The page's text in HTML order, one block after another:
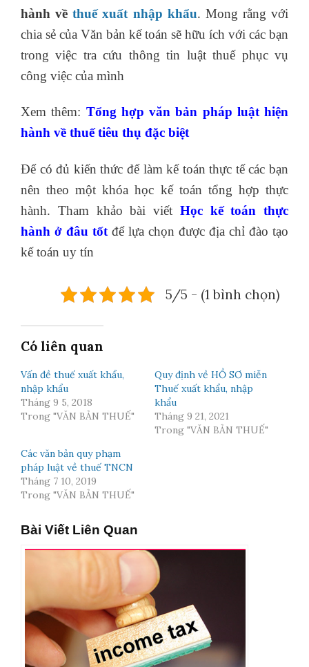
hành vềthuế xuất nhập khẩu. Mong rằng với
chia sẻ của Văn bản kế toán sẽ hữu ích với các bạn
trong việc tra cứu thông tin luật thuế phục vụ
công việc của mình
Xem thêm: Tổng hợp văn bản pháp luật hiện
hành về thuế tiêu thụ đặc biệt
Để có đủ kiến thức để làm kế toán thực tế các bạn
nên theo một khóa học kế toán tổng hợp thực
hành. Tham khảo bài viết Học kế toán thực
hành ở đâu tốt để lựa chọn được địa chỉ đào tạo
kế toán uy tín
5/5 - (1 bình chọn)
Có liên quan
Vấn đề thuế xuất khẩu,
nhập khẩu
Tháng 9 5, 2018
Trong "VĂN BẢN THUẾ"
Quy định về HỒ SƠ miễn
Thuế xuất khẩu, nhập
khẩu
Tháng 9 21, 2021
Trong "VĂN BẢN THUẾ"
Các văn bản quy phạm
pháp luật về thuế TNCN
Tháng 7 10, 2019
Trong "VĂN BẢN THUẾ"
Bài Viết Liên Quan